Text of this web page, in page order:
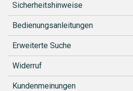
Sicherheitshinweise
Bedienungsanleitungen
Erweiterte Suche
Widerruf
Kundenmeinungen